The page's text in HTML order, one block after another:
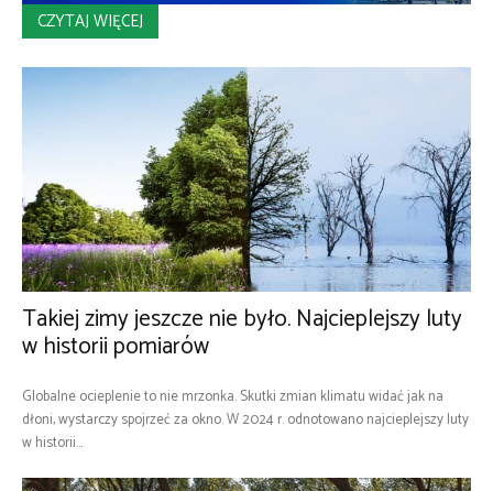
CZYTAJ WIĘCEJ
Takiej zimy jeszcze nie było. Najcieplejszy luty
w historii pomiarów
Globalne ocieplenie to nie mrzonka. Skutki zmian klimatu widać jak na
dłoni, wystarczy spojrzeć za okno. W 2024 r. odnotowano najcieplejszy luty
w historii...